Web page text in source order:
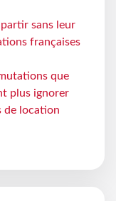
partir sans leur
françaises
que
plus ignorer
de location